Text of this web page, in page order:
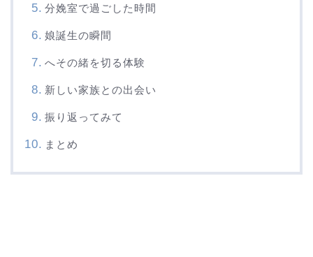
分娩室で過ごした時間
娘誕生の瞬間
へその緒を切る体験
新しい家族との出会い
振り返ってみて
まとめ